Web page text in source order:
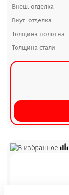
Внеш. отделка
Внут. отделка
Толщина полотна
Толщина стали